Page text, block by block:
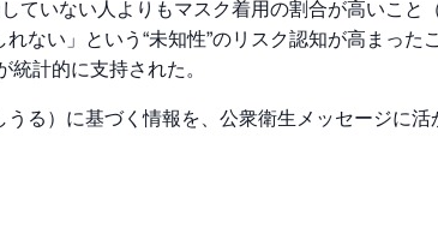
ていない人よりもマスク着用の割合が高いこと
れない」という“未知性”のリスク認知が高まっ
統計的に支持された。
る）に基づく情報を、公衆衛生メッセージに